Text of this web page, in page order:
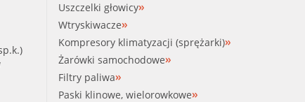
Uszczelki głowicy
Wtryskiwacze
Kompresory klimatyzacji (sprężarki)
Żarówki samochodowe
Filtry paliwa
Paski klinowe, wielorowkowe